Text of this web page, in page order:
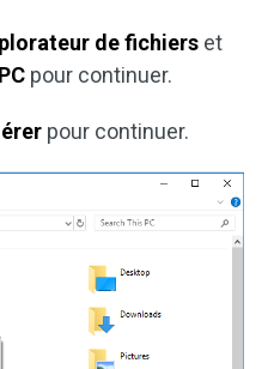
de fichiers et
pour continuer.
pour continuer.